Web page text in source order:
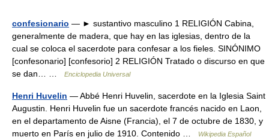
confesionario — ► sustantivo masculino 1 RELIGIÓN Cabina,
generalmente de madera, que hay en las iglesias, dentro de la
cual se coloca el sacerdote para confesar a los fieles. SINÓNIMO
[confesonario] [confesorio] 2 RELIGIÓN Tratado o discurso en que
se dan… …
Enciclopedia Universal
Henri Huvelin — Abbé Henri Huvelin, sacerdote en la Iglesia Saint
Augustin. Henri Huvelin fue un sacerdote francés nacido en Laon,
en el departamento de Aisne (Francia), el 7 de octubre de 1830, y
muerto en París en julio de 1910. Contenido …
Wikipedia Español